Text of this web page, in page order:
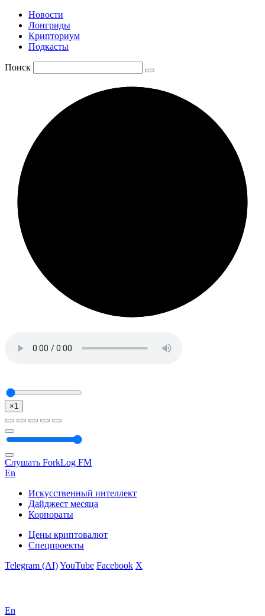
Новости
Лонгриды
Крипториум
Подкасты
Поиск
×1
Слушать ForkLog FM
En
Искусственный интеллект
Дайджест месяца
Корпораты
Цены криптовалют
Спецпроекты
Telegram (AI)YouTube Facebook X
En